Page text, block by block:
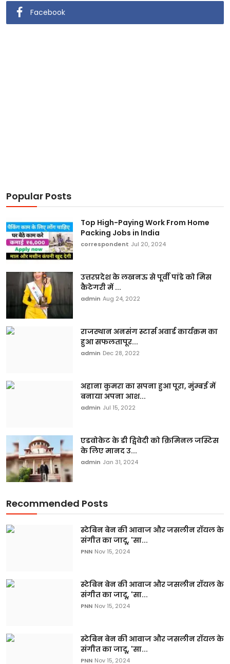
Facebook
Popular Posts
Top High-Paying Work From Home
Packing Jobs in India
correspondent Jul 20, 2024
उत्तरप्रदेश के लखनऊ से पूर्वी पांडे को मिस
कैटेगरी में ...
admin Aug 24, 2022
राजस्थान अनसंग स्टार्स अवार्ड कार्यक्रम का
हुआ सफलतापूर...
admin Dec 28, 2022
अहाना कुमरा का सपना हुआ पूरा, मुंम्बई में
बनाया अपना आश...
admin Jul 15, 2022
एडवोकेट के डी द्विवेदी को क्रिमिनल जस्टिस
के लिए मानद उ...
admin Jan 31, 2024
Recommended Posts
स्टेबिन बेन की आवाज और जसलीन रॉयल के
संगीत का जादू, 'सा...
PNN Nov 15, 2024
स्टेबिन बेन की आवाज और जसलीन रॉयल के
संगीत का जादू, 'सा...
PNN Nov 15, 2024
स्टेबिन बेन की आवाज और जसलीन रॉयल के
संगीत का जादू, 'सा...
PNN Nov 15, 2024